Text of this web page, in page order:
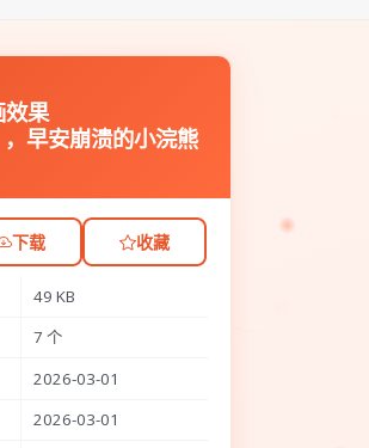
效果
，早安崩溃的小浣熊
下载 收藏
49 KB
7 个
2026-03-01
2026-03-01